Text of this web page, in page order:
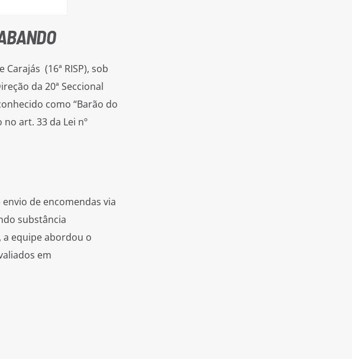
(16ª RISP), sob
da 20ª Seccional
como “Barão do
art. 33 da Lei nº
de encomendas via
substância
a equipe abordou o
em